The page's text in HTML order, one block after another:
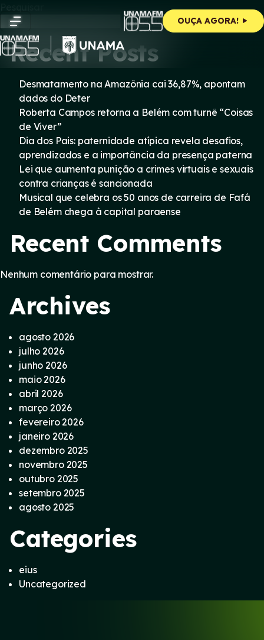
content
OUÇA AGORA!
Pesquisar
Pesquisar
Recent Posts
Desmatamento na Amazônia cai 36,87%, apontam
dados do Deter
Roberta Campos retorna a Belém com turnê “Coisas
de Viver”
Dia dos Pais: paternidade atípica revela desafios,
aprendizados e a importância da presença paterna
Lei que aumenta punição a crimes virtuais e sexuais
contra crianças é sancionada
Musical que celebra os 50 anos de carreira de Fafá
de Belém chega à capital paraense
Recent Comments
Nenhum comentário para mostrar.
Archives
agosto 2026
julho 2026
junho 2026
maio 2026
abril 2026
março 2026
fevereiro 2026
janeiro 2026
dezembro 2025
novembro 2025
outubro 2025
setembro 2025
agosto 2025
Categories
eius
Uncategorized